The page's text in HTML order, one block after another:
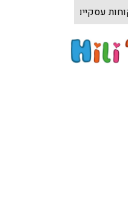
לקוחות עסקיים? צרו